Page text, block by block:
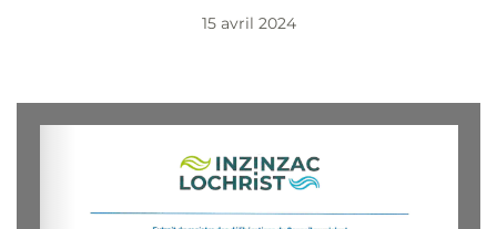
15 avril 2024